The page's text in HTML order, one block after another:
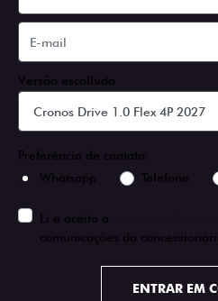
Versão escolhida
Preferência de contato:
Whatsapp
Telefone
Li e aceito a
comunicações da
ENTRAR EM